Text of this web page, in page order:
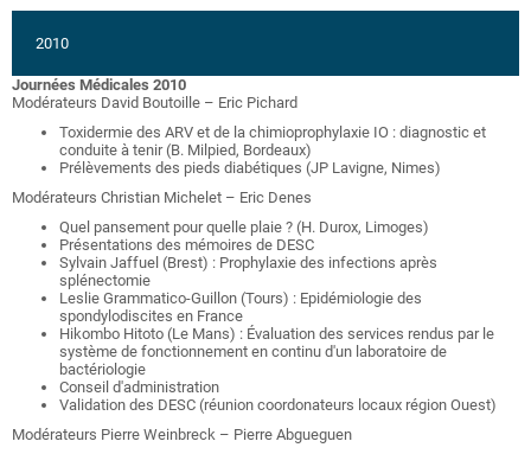
2010
Journées Médicales 2010
Modérateurs David Boutoille – Eric Pichard
Toxidermie des ARV et de la chimioprophylaxie IO : diagnostic et
conduite à tenir (B. Milpied, Bordeaux)
Prélèvements des pieds diabétiques (JP Lavigne, Nimes)
Modérateurs Christian Michelet – Eric Denes
Quel pansement pour quelle plaie ? (H. Durox, Limoges)
Présentations des mémoires de DESC
Sylvain Jaffuel (Brest) : Prophylaxie des infections après
splénectomie
Leslie Grammatico-Guillon (Tours) : Epidémiologie des
spondylodiscites en France
Hikombo Hitoto (Le Mans) : Évaluation des services rendus par le
système de fonctionnement en continu d'un laboratoire de
bactériologie
Conseil d'administration
Validation des DESC (réunion coordonateurs locaux région Ouest)
Modérateurs Pierre Weinbreck – Pierre Abgueguen